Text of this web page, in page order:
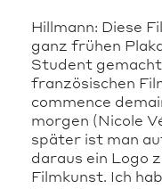
Hillmann: Diese
ganz frühen
Student
französischen
commence
morgen (Nicole
später ist man
daraus ein Logo
Filmkunst. Ich